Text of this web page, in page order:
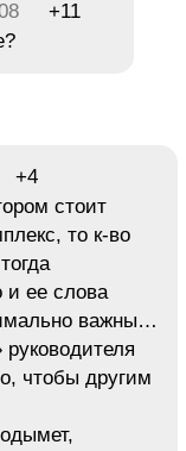
+11
+4
стоит
то к-во
и ее слова
важны…
руководителя
чтобы другим